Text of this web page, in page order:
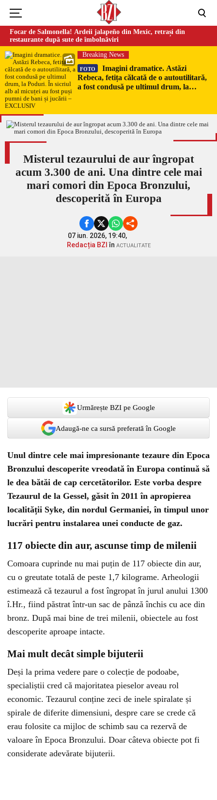
Focar de Salmonella! Ardeii jalapeño din Mexic, retrași din
restaurante după sute de îmbolnăviri
Breaking News
FOTO
Imagini dramatice. Astăzi
Rebeca, fetița călcată de o autoutilitară,
a fost condusă pe ultimul drum, la
EXCLUSIV
Misterul tezaurului de aur îngropat
acum 3.300 de ani. Una dintre cele mai
mari comori din Epoca Bronzului,
descoperită în Europa
07 iun. 2026, 19:40,
Redacția BZI în ACTUALITATE
Urmărește BZI pe Google
Adaugă-ne ca sursă preferată în Google
Unul dintre cele mai impresionante tezaure din Epoca
Bronzului descoperite vreodată în Europa continuă să
le dea bătăi de cap cercetătorilor. Este vorba despre
Tezaurul de la Gessel, găsit în 2011 în apropierea
localității Syke, din nordul Germaniei, în timpul unor
lucrări pentru instalarea unei conducte de gaz.
117 obiecte din aur, ascunse timp de milenii
Comoara cuprinde nu mai puțin de 117 obiecte din aur,
cu o greutate totală de peste 1,7 kilograme. Arheologii
estimează că tezaurul a fost îngropat în jurul anului 1300
î.Hr., fiind păstrat într-un sac de pânză închis cu ace din
bronz. După mai bine de trei milenii, obiectele au fost
descoperite aproape intacte.
Mai mult decât simple bijuterii
Deși la prima vedere pare o colecție de podoabe,
specialiștii cred că majoritatea pieselor aveau rol
economic. Tezaurul conține zeci de inele spiralate și
spirale de diferite dimensiuni, despre care se crede că
erau folosite ca mijloc de schimb sau ca rezervă de
valoare în Epoca Bronzului. Doar câteva obiecte pot fi
considerate adevărate bijuterii.